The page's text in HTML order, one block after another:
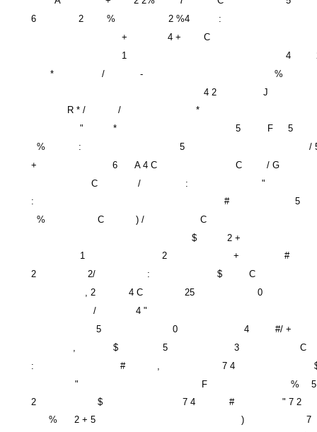
6
2 % 2 %4
:
+
4 +
C
1
4
*
/ -
%
4 2
J
R * /
/
*
"
* 5 F
5
%
: 5
/
+
6 A 4 C C
/ G
C
/ :
"
:
#
5
%
C ) /
C
$
2 +
1
2 +
#
2
2/ : $
C
, 2
4 C 25
0
/
4 "
5
0 4
#/ +
$ 5 3
C
:
# 7 4
"
F %
5
2
$ 7 4 #
" 7 2
%
2 + 5 )
7